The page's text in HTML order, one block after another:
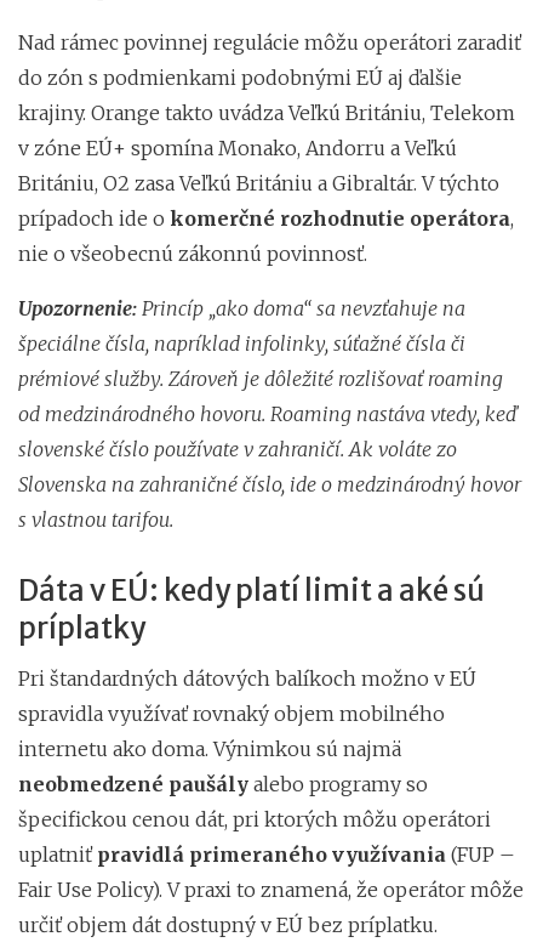
Nad rámec povinnej regulácie môžu operátori zaradiť
do zón s podmienkami podobnými EÚ aj ďalšie
krajiny. Orange takto uvádza Veľkú Britániu, Telekom
v zóne EÚ+ spomína Monako, Andorru a Veľkú
Britániu, O2 zasa Veľkú Britániu a Gibraltár. V týchto
prípadoch ide o komerčné rozhodnutie operátora,
nie o všeobecnú zákonnú povinnosť.
Upozornenie: Princíp „ako doma“ sa nevzťahuje na
špeciálne čísla, napríklad infolinky, súťažné čísla či
prémiové služby. Zároveň je dôležité rozlišovať roaming
od medzinárodného hovoru. Roaming nastáva vtedy, keď
slovenské číslo používate v zahraničí. Ak voláte zo
Slovenska na zahraničné číslo, ide o medzinárodný hovor
s vlastnou tarifou.
Dáta v EÚ: kedy platí limit a aké sú
príplatky
Pri štandardných dátových balíkoch možno v EÚ
spravidla využívať rovnaký objem mobilného
internetu ako doma. Výnimkou sú najmä
neobmedzené paušály alebo programy so
špecifickou cenou dát, pri ktorých môžu operátori
uplatniť pravidlá primeraného využívania (FUP –
Fair Use Policy). V praxi to znamená, že operátor môže
určiť objem dát dostupný v EÚ bez príplatku.